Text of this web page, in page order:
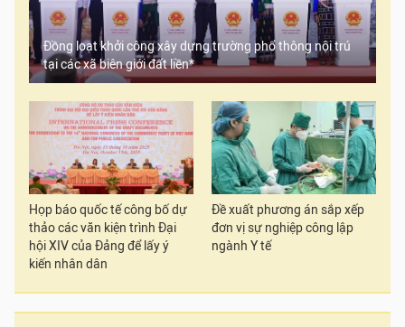
Đồng loạt khởi công xây dựng trường phổ thông nội trú
tại các xã biên giới đất liền*
Họp báo quốc tế công bố dự
thảo các văn kiện trình Đại
hội XIV của Đảng để lấy ý
kiến nhân dân
Đề xuất phương án sắp xếp
đơn vị sự nghiệp công lập
ngành Y tế